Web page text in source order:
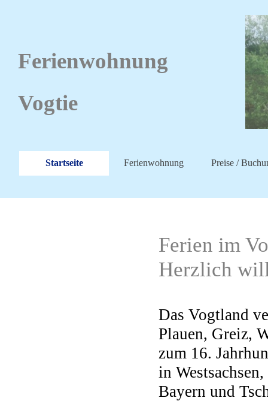
Startseite Ferienwohnung Preise /
Ferienwohnung
Vogtie
Ferien im
Herzlich
Das Vogtland
Plauen, Greiz,
zum 16.
in
Bayern und